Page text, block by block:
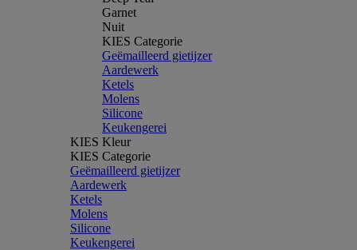
Garnet
Nuit
KIES Categorie
Geëmailleerd gietijzer
Aardewerk
Ketels
Molens
Silicone
Keukengerei
KIES Kleur
KIES Categorie
Geëmailleerd gietijzer
Aardewerk
Ketels
Molens
Silicone
Keukengerei